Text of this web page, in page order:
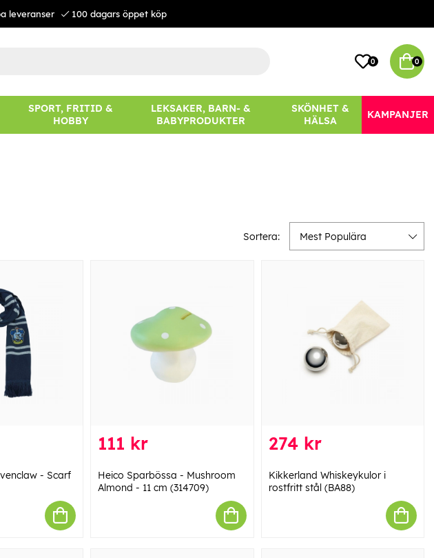
leveranser 100 dagars öppet köp
0 0
SPORT, FRITID &
HOBBY
LEKSAKER, BARN- &
BABYPRODUKTER
SKÖNHET &
HÄLSA
KAMPANJER
Sortera: Mest Populära
- Scarf
111 kr
Heico Sparbössa - Mushroom
Almond - 11 cm (314709)
274 kr
Kikkerland Whiskeykulor i
rostfritt stål (BA88)